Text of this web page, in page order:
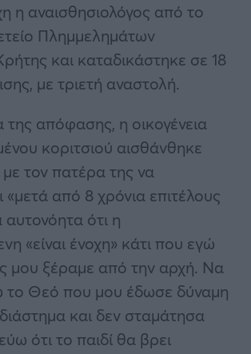
η αναισθησιολόγος από το
Πλημμελημάτων
και καταδικάστηκε σε 18
με τριετή αναστολή.
απόφασης, η οικογένεια
κοριτσιού αισθάνθηκε
τον πατέρα της να
«μετά από 8 χρόνια επιτέλους
ότι η
«είναι ένοχη» κάτι που εγώ
μου ξέραμε από την αρχή. Να
το Θεό που μου έδωσε δύναμη
και δεν σταμάτησα
ότι το παιδί θα βρει